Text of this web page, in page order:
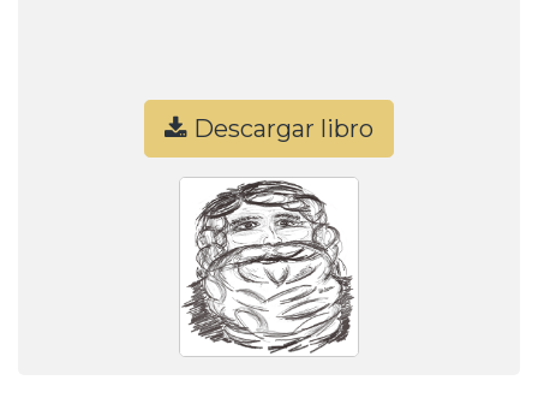
Descargar libro